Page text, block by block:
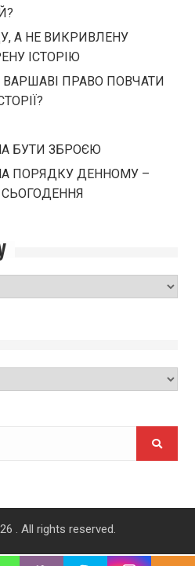
А НЕ ВИКРИВЛЕНУ
ІСТОРІЮ
ВАРШАВІ ПРАВО ПОВЧАТИ
БУТИ ЗБРОЄЮ
ПОРЯДКУ ДЕННОМУ –
. All rights reserved.